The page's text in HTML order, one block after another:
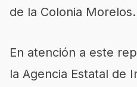
de la Colonia Morelos.
En atención a este
la Agencia Estatal de